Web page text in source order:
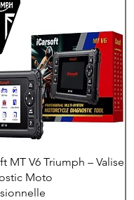
Aperçu rapide
MT V6 Triumph – Valise
Moto